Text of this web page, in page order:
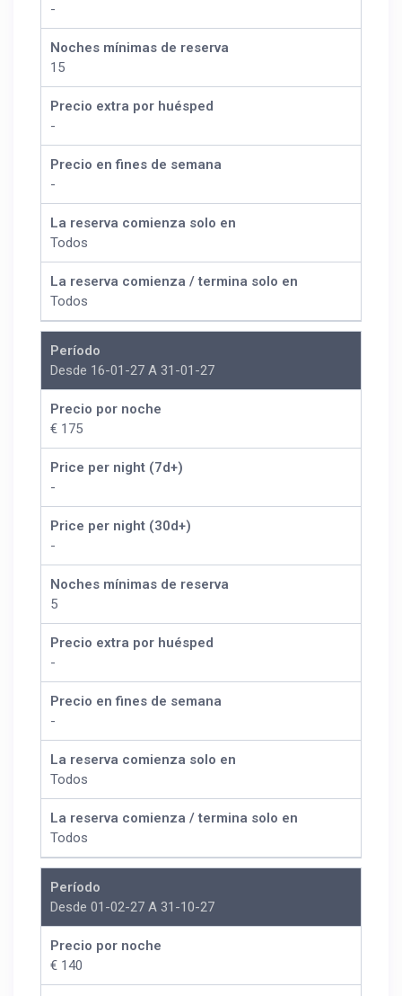
-
Noches mínimas de reserva
15
Precio extra por huésped
-
Precio en fines de semana
-
La reserva comienza solo en
Todos
La reserva comienza / termina solo en
Todos
Período
Desde 16-01-27 A 31-01-27
Precio por noche
€ 175
Price per night (7d+)
-
Price per night (30d+)
-
Noches mínimas de reserva
5
Precio extra por huésped
-
Precio en fines de semana
-
La reserva comienza solo en
Todos
La reserva comienza / termina solo en
Todos
Período
Desde 01-02-27 A 31-10-27
Precio por noche
€ 140